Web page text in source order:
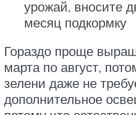
урожай, вносите
месяц подкормку
Гораздо проще
марта по август,
зелени даже не
дополнительное